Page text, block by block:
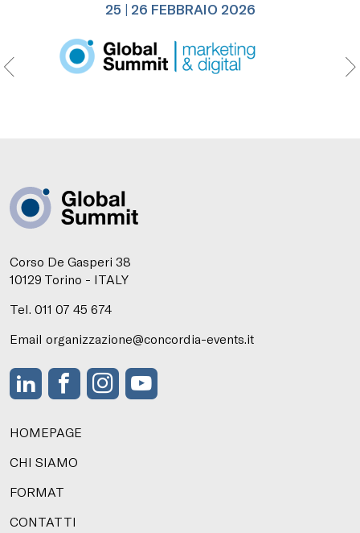
25 | 26 FEBBRAIO 2026
Corso De Gasperi 38
10129 Torino - ITALY
Tel. 011 07 45 674
Email organizzazione@concordia-events.it
HOMEPAGE
CHI SIAMO
FORMAT
CONTATTI